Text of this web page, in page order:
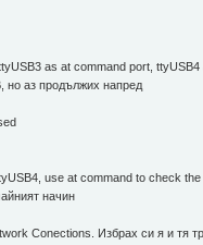
as at command port, ttyUSB4
но аз продължих напред
use at command to check the
начин
Conections. Избрах си я и тя